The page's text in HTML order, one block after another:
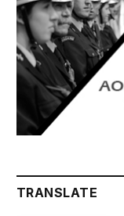
TRANSLATE